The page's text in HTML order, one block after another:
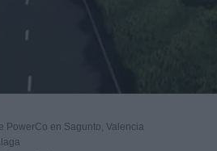
a alta presión a los países
en su transformación digital
Hospital de Mandurah (Australia)
PowerCo en Sagunto, Valencia